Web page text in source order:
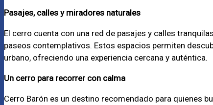
Pasajes, calles y miradores naturales
El cerro cuenta con una red de pasajes y calles
paseos contemplativos. Estos espacios permiten
urbano, ofreciendo una experiencia cercana y auténtica.
Un cerro para recorrer con calma
Cerro Barón es un destino recomendado para quienes